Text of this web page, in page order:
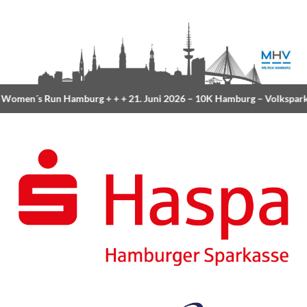
Run Hamburg+ + +21. Juni 2026 –10K Hamburg– Volkspark